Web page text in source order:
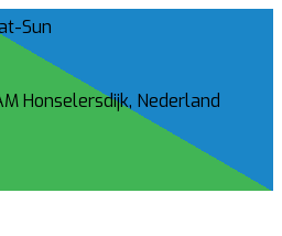
Sun
Honselersdijk, Nederland